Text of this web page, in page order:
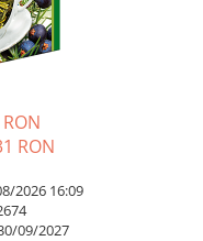
RON
2026 16:09
09/2027